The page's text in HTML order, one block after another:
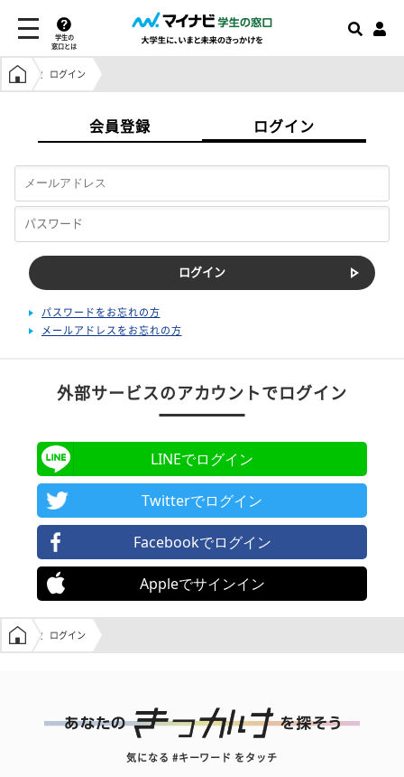
学生の
窓口とは
学生の窓口トップ
ログイン
会員登録 ログイン
パスワードをお忘れの方
メールアドレスをお忘れの方
外部サービスのアカウントでログイン
LINEでログイン
Twitterでログイン
Facebookでログイン
Appleでサインイン
学生の窓口トップ
ログイン
気になる #キーワード をタッチ